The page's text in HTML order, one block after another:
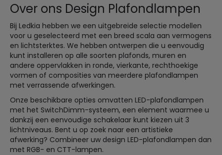
Over ons Design Plafondlampen
Bij Ledkia hebben we een uitgebreide selectie modellen
voor u geselecteerd met een breed scala aan vermogens
en lichtsterktes. We hebben ontwerpen die u eenvoudig
kunt installeren op alle soorten plafonds, muren en
andere oppervlakken in ronde, vierkante, rechthoekige
vormen of composities van meerdere plafondlampen
met verrassende afwerkingen.
Onze beschikbare opties omvatten LED-plafondlampen
met het SwitchDimm-systeem, een element waarmee u
dankzij een eenvoudige schakelaar kunt kiezen uit 3
lichtniveaus. Bent u op zoek naar een artistieke
afwerking? Combineer uw design LED-plafondlampen dan
met RGB- en CTT-lampen.